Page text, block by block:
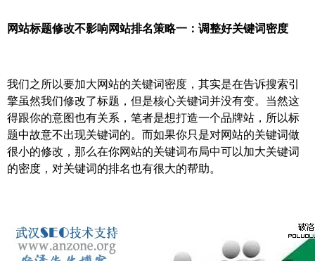
网站标题修改不影响网站排名策略一：调整好关键词密度
我们之所以要加大网站的关键词密度，其实是在告诉搜索引
擎虽然我们修改了标题，但是核心关键词并没有变。当然这
得跟你的意图也有关系，笔者是想打造一个品牌站，所以标
题中故意不出现关键词的。而如果你只是对网站的关键词做
很小的修改，那么在你网站的关键词布局中可以加大关键词
的密度，对关键词的排名也有很大的帮助。